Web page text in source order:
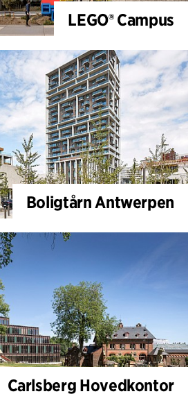
LEGO® Campus
Boligtårn Antwerpen
Carlsberg Hovedkontor